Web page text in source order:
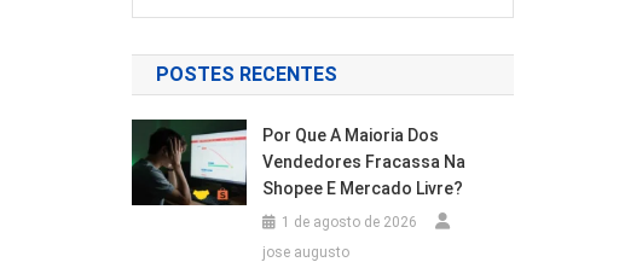
POSTES RECENTES
Por Que A Maioria Dos
Vendedores Fracassa Na
Shopee E Mercado Livre?
1 de agosto de 2026
jose augusto